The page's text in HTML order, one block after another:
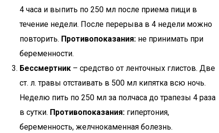
4 часа и выпить по 250 мл после приема пищи в
течение недели. После перерыва в 4 недели можно
повторить. Противопоказания: не принимать при
беременности.
Бессмертник – средство от ленточных глистов. Две
ст. л. травы отстаивать в 500 мл кипятка всю ночь.
Неделю пить по 250 мл за полчаса до трапезы 4 раза
в сутки. Противопоказания: гипертония,
беременность, желчнокаменная болезнь.